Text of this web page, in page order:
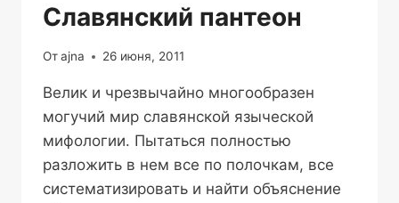
Славянский пантеон
Отajna 26 июня, 2011
Велик и чрезвычайно многообразен
могучий мир славянской языческой
мифологии. Пытаться полностью
разложить в нем все по полочкам, все
систематизировать и найти объяснение